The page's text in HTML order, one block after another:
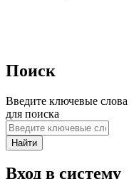
Поиск
Введите ключевые слова
для поиска
Вход в систему